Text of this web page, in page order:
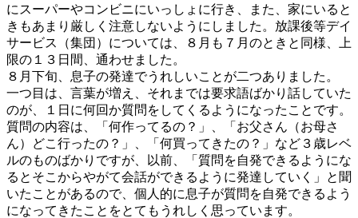
にスーパーやコンビニにいっしょに行き、また、家にいると
きもあまり厳しく注意しないようにしました。放課後等デイ
サービス（集団）については、８月も７月のときと同様、上
限の１３日間、通わせました。
８月下旬、息子の発達でうれしいことが二つありました。
一つ目は、言葉が増え、それまでは要求語ばかり話していた
のが、１日に何回か質問をしてくるようになったことです。
質問の内容は、「何作ってるの？」、「お父さん（お母さ
ん）どこ行ったの？」、「何買ってきたの？」など３歳レベ
ルのものばかりですが、以前、「質問を自発できるようにな
るとそこからやがて会話ができるように発達していく」と聞
いたことがあるので、個人的に息子が質問を自発できるよう
になってきたことをとてもうれしく思っています。